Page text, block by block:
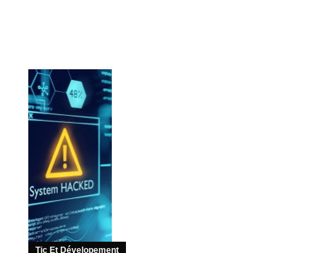
Tic Et Dévelopement